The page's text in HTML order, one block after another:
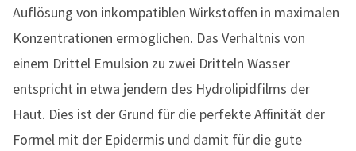
Auflösung von inkompatiblen Wirkstoffen in maximalen
Konzentrationen ermöglichen. Das Verhältnis von
einem Drittel Emulsion zu zwei Dritteln Wasser
entspricht in etwa jendem des Hydrolipidfilms der
Haut. Dies ist der Grund für die perfekte Affinität der
Formel mit der Epidermis und damit für die gute